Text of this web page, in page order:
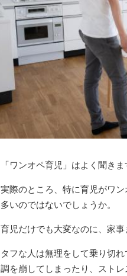
「ワンオペ育児」はよく聞き
実際のところ、特に育児がワ
多いのではないでしょうか。
育児だけでも大変なのに、家
タフな人は無理をして乗り切
調を崩してしまったり、スト